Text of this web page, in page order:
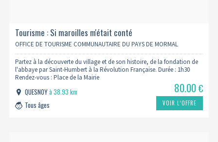
Tourisme : Si maroilles m'était conté
OFFICE DE TOURISME COMMUNAUTAIRE DU PAYS DE MORMAL
Partez à la découverte du village et de son histoire, de la fondation de
l'abbaye par Saint-Humbert à la Révolution Française. Durée : 1h30
Rendez-vous : Place de la Mairie
QUESNOYà 38.93 km
Tous âges
80.00€
VOIR L’OFFRE